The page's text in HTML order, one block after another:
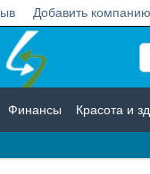
Добавить компанию
Финансы Красота и